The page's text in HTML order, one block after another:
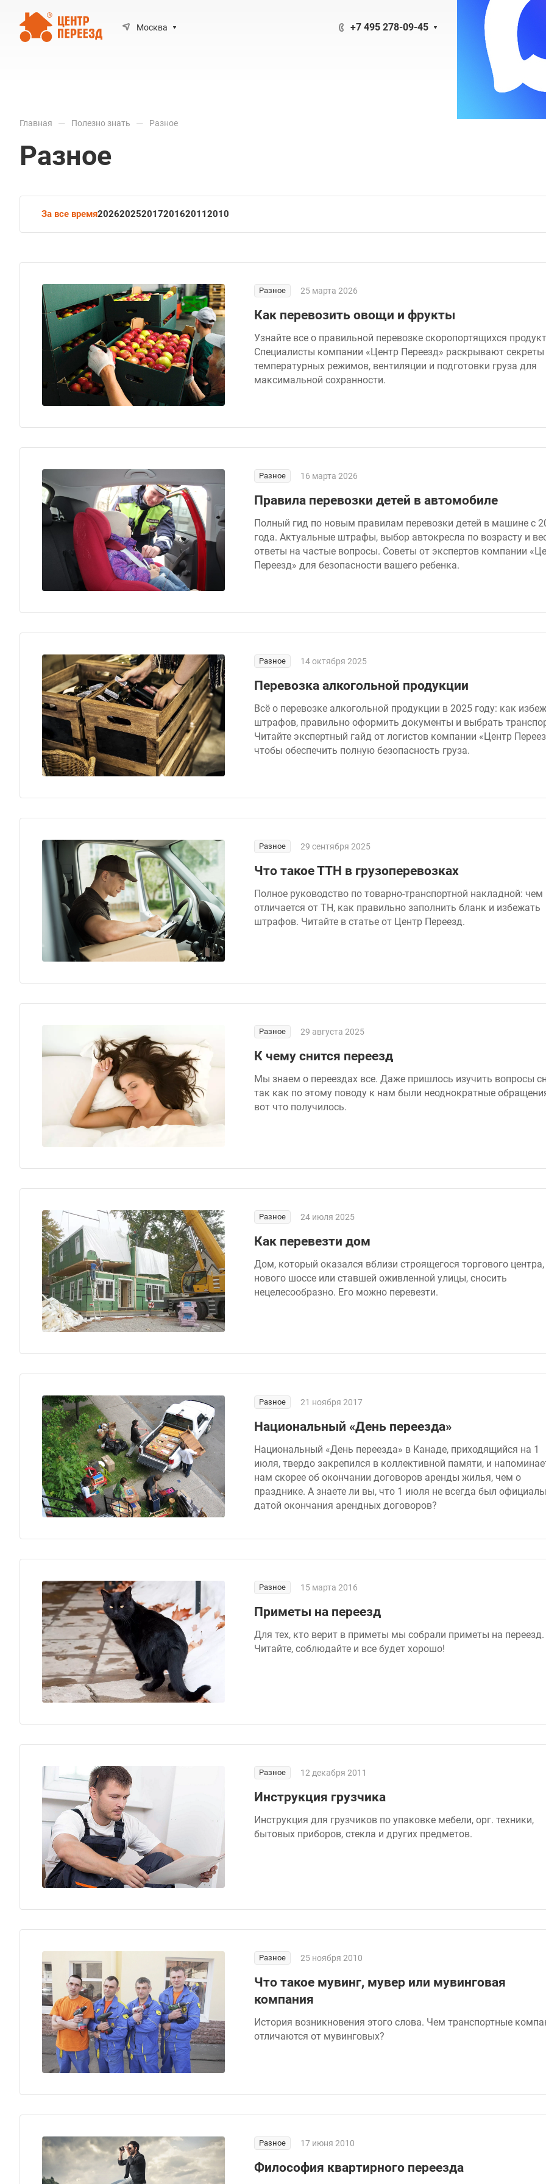
Москва +7 495 278-09-45
Главная — Полезно знать — Разное
Разное
За все время202620252017201620112010
Разное 25 марта 2026
Как перевозить овощи и фрукты
Узнайте все о правильной перевозке скоропортящихся
Специалисты компании «Центр Переезд» раскрывают секреты
температурных режимов, вентиляции и подготовки груза для
максимальной сохранности.
Разное 16 марта 2026
Правила перевозки детей в автомобиле
Полный гид по новым правилам перевозки детей в машине с
года. Актуальные штрафы, выбор автокресла по возрасту и
ответы на частые вопросы. Советы от экспертов компании
Переезд» для безопасности вашего ребенка.
Разное 14 октября 2025
Перевозка алкогольной продукции
Всё о перевозке алкогольной продукции в 2025 году: как
штрафов, правильно оформить документы и выбрать
Читайте экспертный гайд от логистов компании «Центр
чтобы обеспечить полную безопасность груза.
Разное 29 сентября 2025
Что такое ТТН в грузоперевозках
Полное руководство по товарно-транспортной накладной: чем
отличается от ТН, как правильно заполнить бланк и избежать
штрафов. Читайте в статье от Центр Переезд.
Разное 29 августа 2025
К чему снится переезд
Мы знаем о переездах все. Даже пришлось изучить вопросы
так как по этому поводу к нам были неоднократные
вот что получилось.
Разное 24 июля 2025
Как перевезти дом
Дом, который оказался вблизи строящегося торгового центра,
нового шоссе или ставшей оживленной улицы, сносить
нецелесообразно. Его можно перевезти.
Разное 21 ноября 2017
Национальный «День переезда»
Национальный «День переезда» в Канаде, приходящийся на 1
июля, твердо закрепился в коллективной памяти, и
нам скорее об окончании договоров аренды жилья, чем о
празднике. А знаете ли вы, что 1 июля не всегда был
датой окончания арендных договоров?
Разное 15 марта 2016
Приметы на переезд
Для тех, кто верит в приметы мы собрали приметы на переезд.
Читайте, соблюдайте и все будет хорошо!
Разное 12 декабря 2011
Инструкция грузчика
Инструкция для грузчиков по упаковке мебели, орг. техники,
бытовых приборов, стекла и других предметов.
Разное 25 ноября 2010
Что такое мувинг, мувер или мувинговая
компания
История возникновения этого слова. Чем транспортные
отличаются от мувинговых?
Разное 17 июня 2010
Философия квартирного переезда